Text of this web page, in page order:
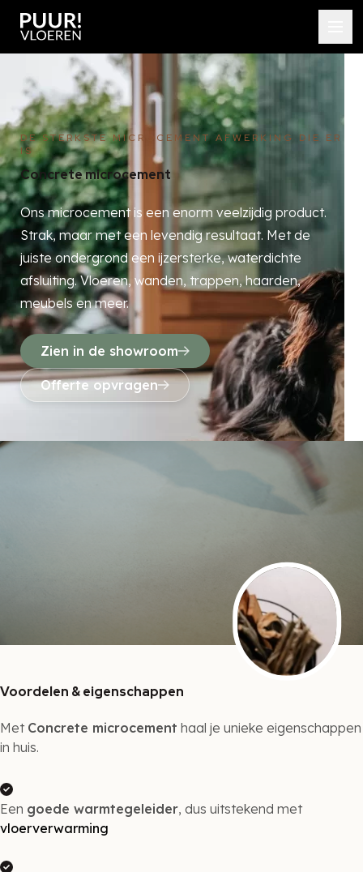
DE STERKSTE MICROCEMENT AFWERKING DIE ER
IS
Concrete microcement
Ons microcement is een enorm veelzijdig product.
Strak, maar met een levendig resultaat. Met de
juiste ondergrond een ijzersterke, waterdichte
afsluiting. Vloeren, wanden, trappen, haarden,
meubels en meer.
Zien in de showroom
Offerte opvragen
Voordelen & eigenschappen
Met Concrete microcement haal je unieke eigenschappen
in huis.
Een goede warmtegeleider, dus uitstekend met
vloerverwarming